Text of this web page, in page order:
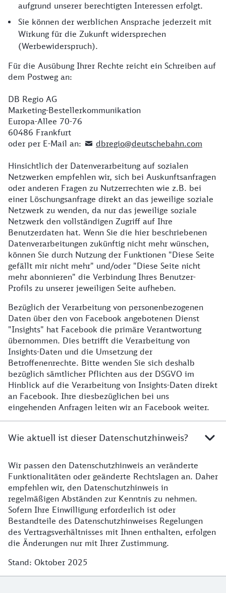
aufgrund unserer berechtigten Interessen erfolgt.
Sie können der werblichen Ansprache jederzeit mit
Wirkung für die Zukunft widersprechen
(Werbewiderspruch).
Für die Ausübung Ihrer Rechte reicht ein Schreiben auf
dem Postweg an:
DB Regio AG
Marketing-Bestellerkommunikation
Europa-Allee 70-76
60486 Frankfurt
oder per E-Mail an:
dbregio@deutschebahn.com
Hinsichtlich der Datenverarbeitung auf sozialen
Netzwerken empfehlen wir, sich bei Auskunftsanfragen
oder anderen Fragen zu Nutzerrechten wie z.B. bei
einer Löschungsanfrage direkt an das jeweilige soziale
Netzwerk zu wenden, da nur das jeweilige soziale
Netzwerk den vollständigen Zugriff auf Ihre
Benutzerdaten hat. Wenn Sie die hier beschriebenen
Datenverarbeitungen zukünftig nicht mehr wünschen,
können Sie durch Nutzung der Funktionen "Diese Seite
gefällt mir nicht mehr" und/oder "Diese Seite nicht
mehr abonnieren" die Verbindung Ihres Benutzer-
Profils zu unserer jeweiligen Seite aufheben.
Bezüglich der Verarbeitung von personenbezogenen
Daten über den von Facebook angebotenen Dienst
"Insights" hat Facebook die primäre Verantwortung
übernommen. Dies betrifft die Verarbeitung von
Insights-Daten und die Umsetzung der
Betroffenenrechte. Bitte wenden Sie sich deshalb
bezüglich sämtlicher Pflichten aus der DSGVO im
Hinblick auf die Verarbeitung von Insights-Daten direkt
an Facebook. Ihre diesbezüglichen bei uns
eingehenden Anfragen leiten wir an Facebook weiter.
Wie aktuell ist dieser Datenschutzhinweis?
Stand der Datenschutzhinweise
Wir passen den Datenschutzhinweis an veränderte
Funktionalitäten oder geänderte Rechtslagen an. Daher
empfehlen wir, den Datenschutzhinweis in
regelmäßigen Abständen zur Kenntnis zu nehmen.
Sofern Ihre Einwilligung erforderlich ist oder
Bestandteile des Datenschutzhinweises Regelungen
des Vertragsverhältnisses mit Ihnen enthalten, erfolgen
die Änderungen nur mit Ihrer Zustimmung.
Stand: Oktober 2025